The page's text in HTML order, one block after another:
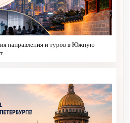
направления и туров в Южную